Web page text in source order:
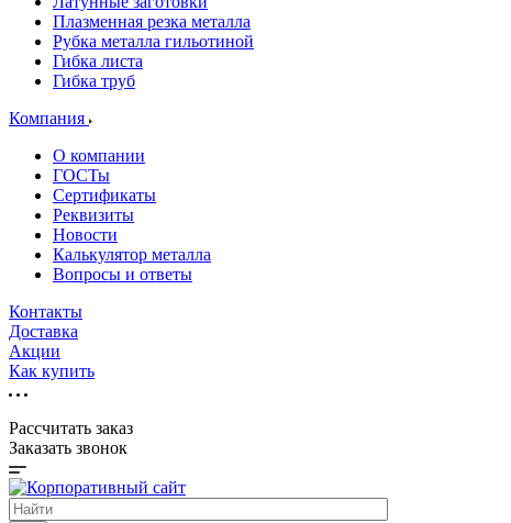
Плазменная резка металла
Рубка металла гильотиной
Гибка листа
Гибка труб
Компания
О компании
ГОСТы
Сертификаты
Реквизиты
Новости
Калькулятор металла
Вопросы и ответы
Контакты
Доставка
Акции
Как купить
Рассчитать заказ
Заказать звонок